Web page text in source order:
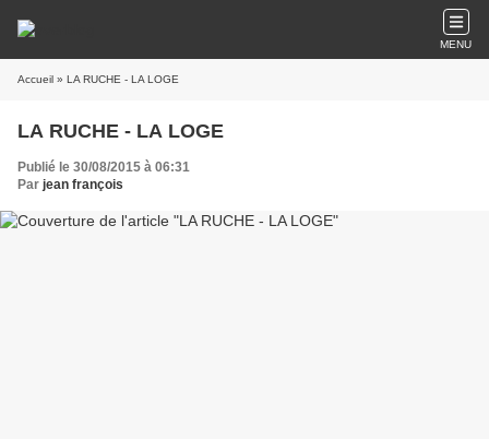
MENU
Accueil » LA RUCHE - LA LOGE
LA RUCHE - LA LOGE
Publié le 30/08/2015 à 06:31
Par jean françois